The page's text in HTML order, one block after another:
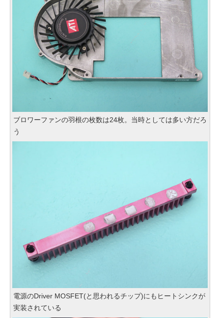
ブロワーファンの羽根の枚数は24枚。当時としては多い方だろ
う
電源のDriver MOSFET(と思われるチップ)にもヒートシンクが
実装されている